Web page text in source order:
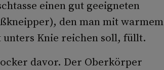
einen gut geeigneten
den man mit warmem
unters Knie reichen soll, füllt.
davor. Der Oberkörper